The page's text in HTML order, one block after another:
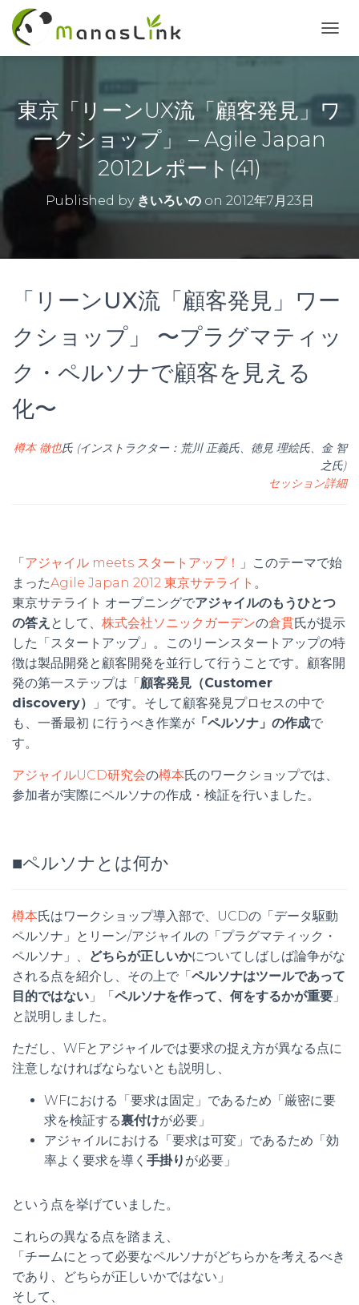
O
L
E
東京「リーンUX流「顧客発見」ワ
ークショップ」 – Agile Japan
2012レポート(41)
Published by きいろいのon 2012年7月23日
「リーンUX流「顧客発見」ワー
クショップ」 〜プラグマティッ
ク・ペルソナで顧客を見える
化〜
樽本 徹也氏 (インストラクター：荒川 正義氏、徳見 理絵氏、金 智
之氏)
セッション詳細
「アジャイル meets スタートアップ！
」このテーマで始
まったAgile Japan 2012 東京サテライト 。
東京サテライト オープニングでアジャイルのもうひとつ
の答え として、 株式会社ソニックガーデンの倉貫氏が提示
した「スタートアップ」。このリーンスタートアップの特
徴は製品開発と顧客開発を並行して行うことです。顧客開
発の第一ステップは「顧客発見（Customer
discovery）
」です。そして顧客発見プロセスの中で
も、一番最初 に行うべき作業が 「ペルソナ」の作成で
す。
アジャイルUCD研究会の樽本氏のワークショップでは、
参加者が実際にペルソナの作成・検証を行いました。
■ペルソナとは何か
樽本氏はワークショップ導入部で、UCDの「データ駆動
ペルソナ」とリーン/アジャイルの「プラグマティック・
ペルソナ」、
どちらが正しいかについてしばしば論争がな
される点を紹介し、その上で「ペルソナはツールであって
目的ではない 」「ペルソナを作って、何をするかが重要 」
と説明しました。
ただし、WFとアジャイルでは要求の捉え方が異なる点に
注意しなければならないとも説明し、
WFにおける「要求は固定」であるため「厳密に要
求を検証する裏付けが必要」
アジャイルにおける「要求は可変」であるため「効
率よく要求を導く 手掛り が必要」
という点を挙げていました。
これらの異なる点を踏まえ、
「チームにとって必要なペルソナがどちらかを考えるべき
であり、どちらが正しいかではない」
そして、